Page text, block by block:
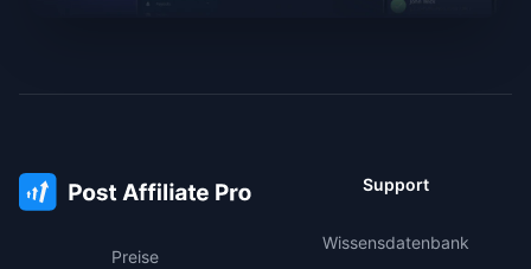
Preise
Support
Wissensdatenbank